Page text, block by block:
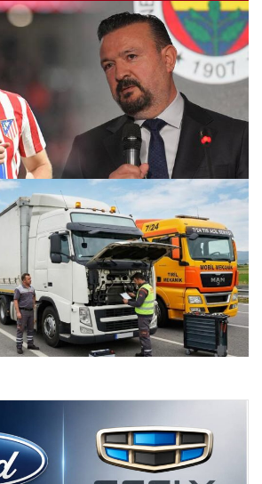
Torunoğulları’dan Sörloth itirafı!
Güç Donanımları – Gaziantep Akü